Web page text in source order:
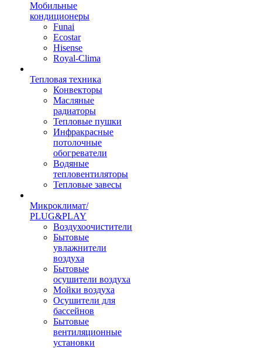
Мобильные
кондиционеры
Funai
Ecostar
Hisense
Royal-Clima
Тепловая техника
Конвекторы
Масляные
радиаторы
Тепловые пушки
Инфракрасные
потолочные
обогреватели
Водяные
тепловентиляторы
Тепловые завесы
Микроклимат/
PLUG&PLAY
Воздухоочистители
Бытовые
увлажнители
воздуха
Бытовые
осушители воздуха
Мойки воздуха
Осушители для
бассейнов
Бытовые
вентиляционные
установки